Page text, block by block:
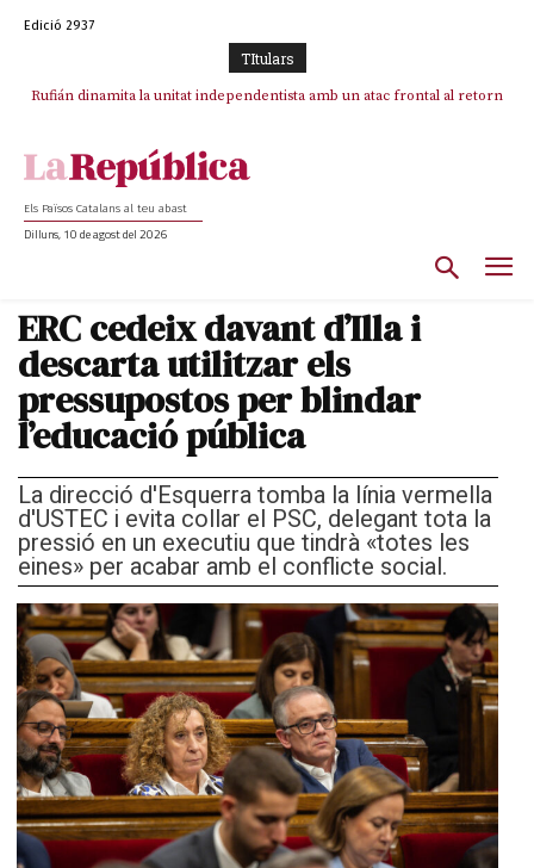
Edició 2937
TItulars
Rufián dinamita la unitat independentista amb un atac frontal al retorn
Els Països Catalans al teu abast
Dilluns, 10 de agost del 2026
ERC cedeix davant d’Illa i
descarta utilitzar els
pressupostos per blindar
l’educació pública
La direcció d'Esquerra tomba la línia vermella
d'USTEC i evita collar el PSC, delegant tota la
pressió en un executiu que tindrà «totes les
eines» per acabar amb el conflicte social.